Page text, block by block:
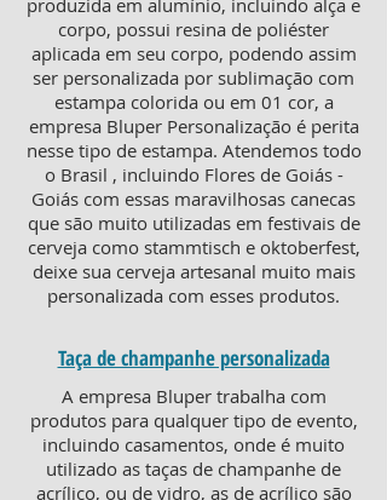
produzida em alumínio, incluindo alça e
corpo, possui resina de poliéster
aplicada em seu corpo, podendo assim
ser personalizada por sublimação com
estampa colorida ou em 01 cor, a
empresa Bluper Personalização é perita
nesse tipo de estampa. Atendemos todo
o Brasil , incluindo Flores de Goiás -
Goiás com essas maravilhosas canecas
que são muito utilizadas em festivais de
cerveja como stammtisch e oktoberfest,
deixe sua cerveja artesanal muito mais
personalizada com esses produtos.
Taça de champanhe personalizada
A empresa Bluper trabalha com
produtos para qualquer tipo de evento,
incluindo casamentos, onde é muito
utilizado as taças de champanhe de
acrílico, ou de vidro, as de acrílico são